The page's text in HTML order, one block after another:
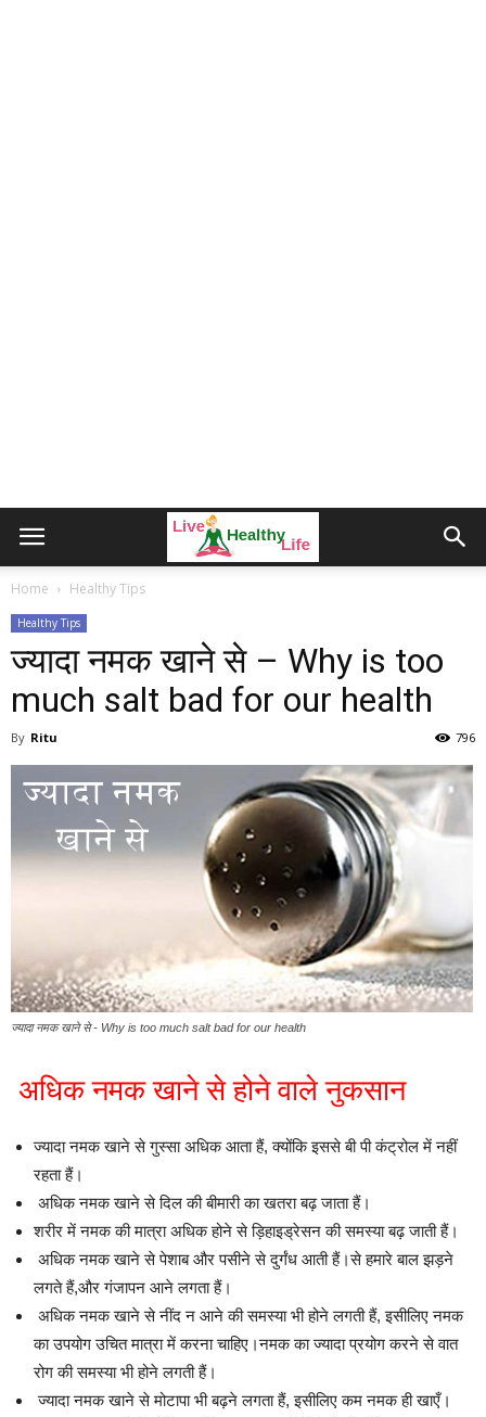
Home Healthy Tips
Healthy Tips
ज्यादा नमक खाने से – Why is too
much salt bad for our health
By Ritu 796
ज्यादा नमक खाने से - Why is too much salt bad for our health
अधिक नमक खाने से होने वाले नुकसान
ज्यादा नमक खाने से गुस्सा अधिक आता हैं, क्योंकि इससे बी पी कंट्रोल में नहीं
रहता हैं।
अधिक नमक खाने से दिल की बीमारी का खतरा बढ़ जाता हैं।
शरीर में नमक की मात्रा अधिक होने से ड़िहाइड्रेसन की समस्या बढ़ जाती हैं।
अधिक नमक खाने से पेशाब और पसीने से दुर्गंध आती हैं।से हमारे बाल झड़ने
लगते हैं,और गंजापन आने लगता हैं।
अधिक नमक खाने से नींद न आने की समस्या भी होने लगती हैं, इसीलिए नमक
का उपयोग उचित मात्रा में करना चाहिए।नमक का ज्यादा प्रयोग करने से वात
रोग की समस्या भी होने लगती हैं।
ज्यादा नमक खाने से मोटापा भी बढ़ने लगता हैं, इसीलिए कम नमक ही खाएँ।